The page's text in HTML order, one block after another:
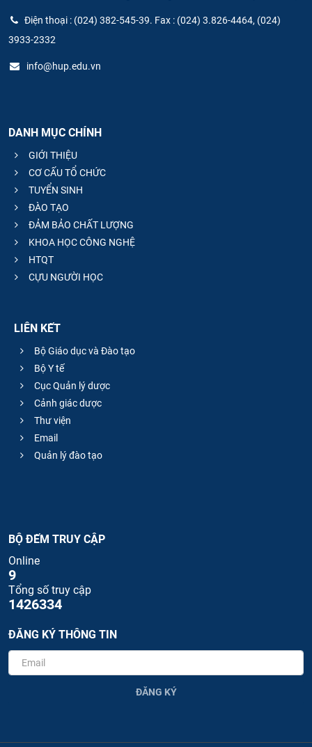
Điện thoại : (024) 382-545-39. Fax : (024) 3.826-4464, (024)
3933-2332
info@hup.edu.vn
DANH MỤC CHÍNH
GIỚI THIỆU
CƠ CẤU TỔ CHỨC
TUYỂN SINH
ĐÀO TẠO
ĐẢM BẢO CHẤT LƯỢNG
KHOA HỌC CÔNG NGHỆ
HTQT
CỰU NGƯỜI HỌC
LIÊN KẾT
Bộ Giáo dục và Đào tạo
Bộ Y tế
Cục Quản lý dược
Cảnh giác dược
Thư viện
Email
Quản lý đào tạo
BỘ ĐẾM TRUY CẬP
Online
9
Tổng số truy cập
1426334
ĐĂNG KÝ THÔNG TIN
ĐĂNG KÝ